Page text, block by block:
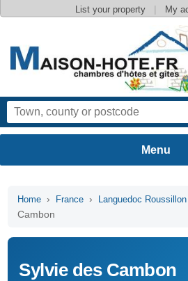
List your property | My
Home › France › Languedoc Roussillon
Cambon
Sylvie des Cambon